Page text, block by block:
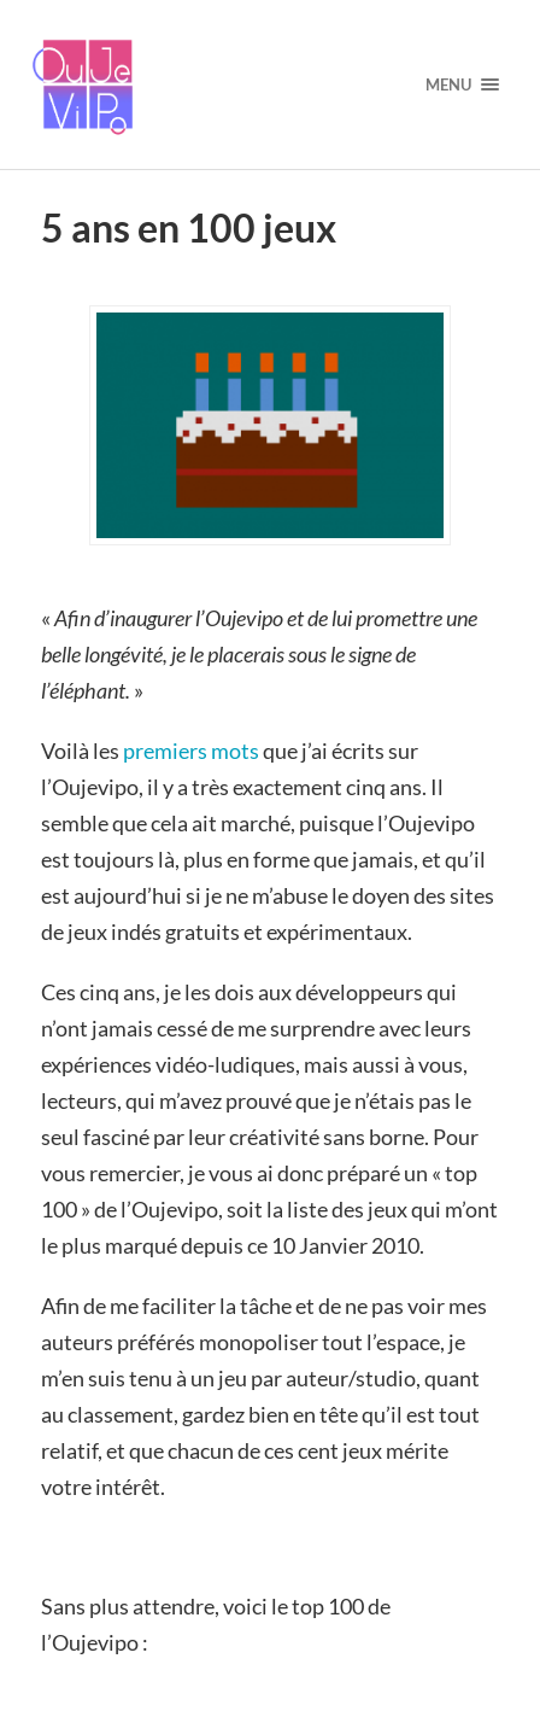
MENU
5 ans en 100 jeux
«Afin d’inaugurer l’Oujevipo et de lui promettre une
belle longévité, je le placerais sous le signe de
l’éléphant. »
Voilà les premiers motsque j’ai écrits sur
l’Oujevipo, il y a très exactement cinq ans. Il
semble que cela ait marché, puisque l’Oujevipo
est toujours là, plus en forme que jamais, et qu’il
est aujourd’hui si je ne m’abuse le doyen des sites
de jeux indés gratuits et expérimentaux.
Ces cinq ans, je les dois aux développeurs qui
n’ont jamais cessé de me surprendre avec leurs
expériences vidéo-ludiques, mais aussi à vous,
lecteurs, qui m’avez prouvé que je n’étais pas le
seul fasciné par leur créativité sans borne. Pour
vous remercier, je vous ai donc préparé un « top
100 » de l’Oujevipo, soit la liste des jeux qui m’ont
le plus marqué depuis ce 10 Janvier 2010.
Afin de me faciliter la tâche et de ne pas voir mes
auteurs préférés monopoliser tout l’espace, je
m’en suis tenu à un jeu par auteur/studio, quant
au classement, gardez bien en tête qu’il est tout
relatif, et que chacun de ces cent jeux mérite
votre intérêt.
Sans plus attendre, voici le top 100 de
l’Oujevipo :